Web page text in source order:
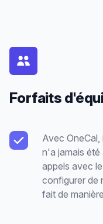
Forfaits
Avec
n'a jamais été
appels avec
configurer de
fait de